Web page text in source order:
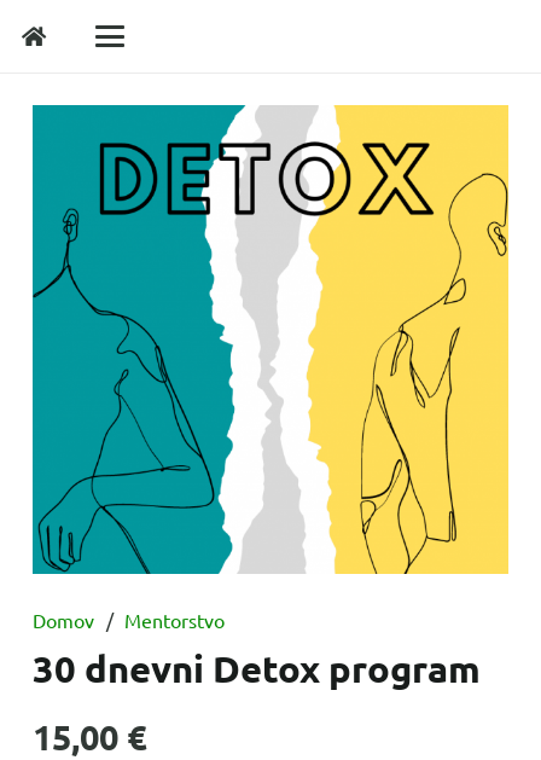
Domov / Mentorstvo
30 dnevni Detox program
15,00 €